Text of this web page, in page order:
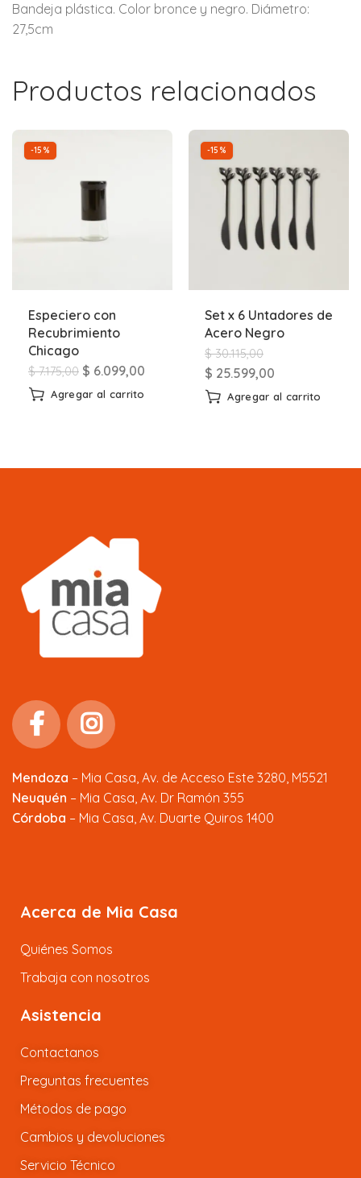
Bandeja plástica. Color bronce y negro. Diámetro:
27,5cm
Productos relacionados
-15%
Especiero con
Recubrimiento
Chicago
$7.175,00 $ 6.099,00
Agregar al carrito
-15%
Set x 6 Untadores de
Acero Negro
$30.115,00
$ 25.599,00
Agregar al carrito
Mendoza – Mia Casa, Av. de Acceso Este 3280, M5521
Neuquén – Mia Casa, Av. Dr Ramón 355
Córdoba – Mia Casa, Av. Duarte Quiros 1400
Acerca de Mia Casa
Quiénes Somos
Trabaja con nosotros
Asistencia
Contactanos
Preguntas frecuentes
Métodos de pago
Cambios y devoluciones
Servicio Técnico